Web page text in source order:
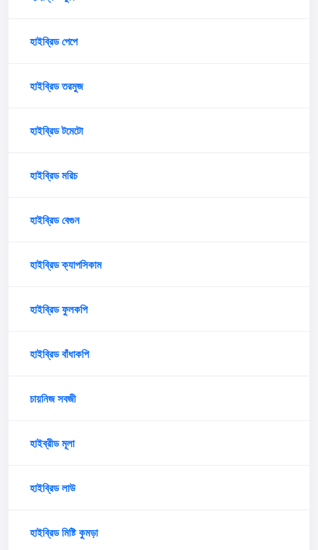
হাইব্রিড পেপে
হাইব্রিড তরমুজ
হাইব্রিড টমেটো
হাইব্রিড মরিচ
হাইব্রিড বেগুন
হাইব্রিড ক্যাপসিকাম
হাইব্রিড ফুলকপি
হাইব্রিড বাঁধাকপি
চায়নিজ সবজী
হাইব্রীড মূলা
হাইব্রিড লাউ
হাইব্রিড মিষ্টি কুমড়া